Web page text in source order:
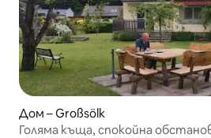
Дом – Großsölk
Голяма къща, спокойна